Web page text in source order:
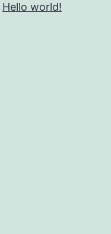
Hello world!